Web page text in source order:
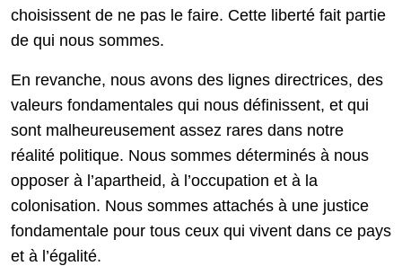
choisissent de ne pas le faire. Cette liberté fait partie
de qui nous sommes.
En revanche, nous avons des lignes directrices, des
valeurs fondamentales qui nous définissent, et qui
sont malheureusement assez rares dans notre
réalité politique. Nous sommes déterminés à nous
opposer à l’apartheid, à l’occupation et à la
colonisation. Nous sommes attachés à une justice
fondamentale pour tous ceux qui vivent dans ce pays
et à l’égalité.